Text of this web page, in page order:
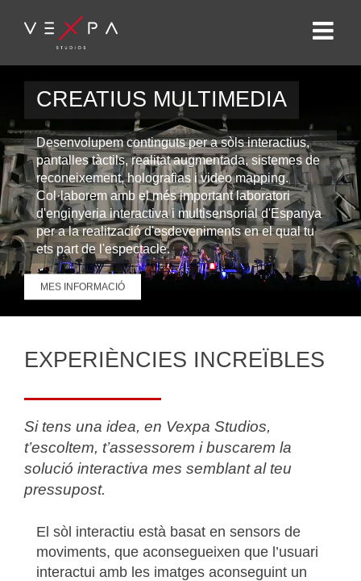
CREATIUS MULTIMEDIA
Desenvolupem continguts per a sòls interactius,
pantalles tàctils, realitat augmentada, sistemes de
reconeixement, holografias i video mapping.
Col·laborem amb el més important laboratori
d'enginyeria interactiva i multisensorial d'Espanya
per a la realització d'esdeveniments en el qual tu
ets part de l'espectacle.
MES INFORMACIÓ
EXPERIÈNCIES INCREÏBLES
Si tens una idea, en Vexpa Studios,
t’escoltem, t’assessorem i buscarem la
solució interactiva mes semblant al teu
pressupost.
El sòl interactiu està basat en sensors de
moviments, que aconsegueixen que l’usuari
interactui amb les imatges aconseguint un